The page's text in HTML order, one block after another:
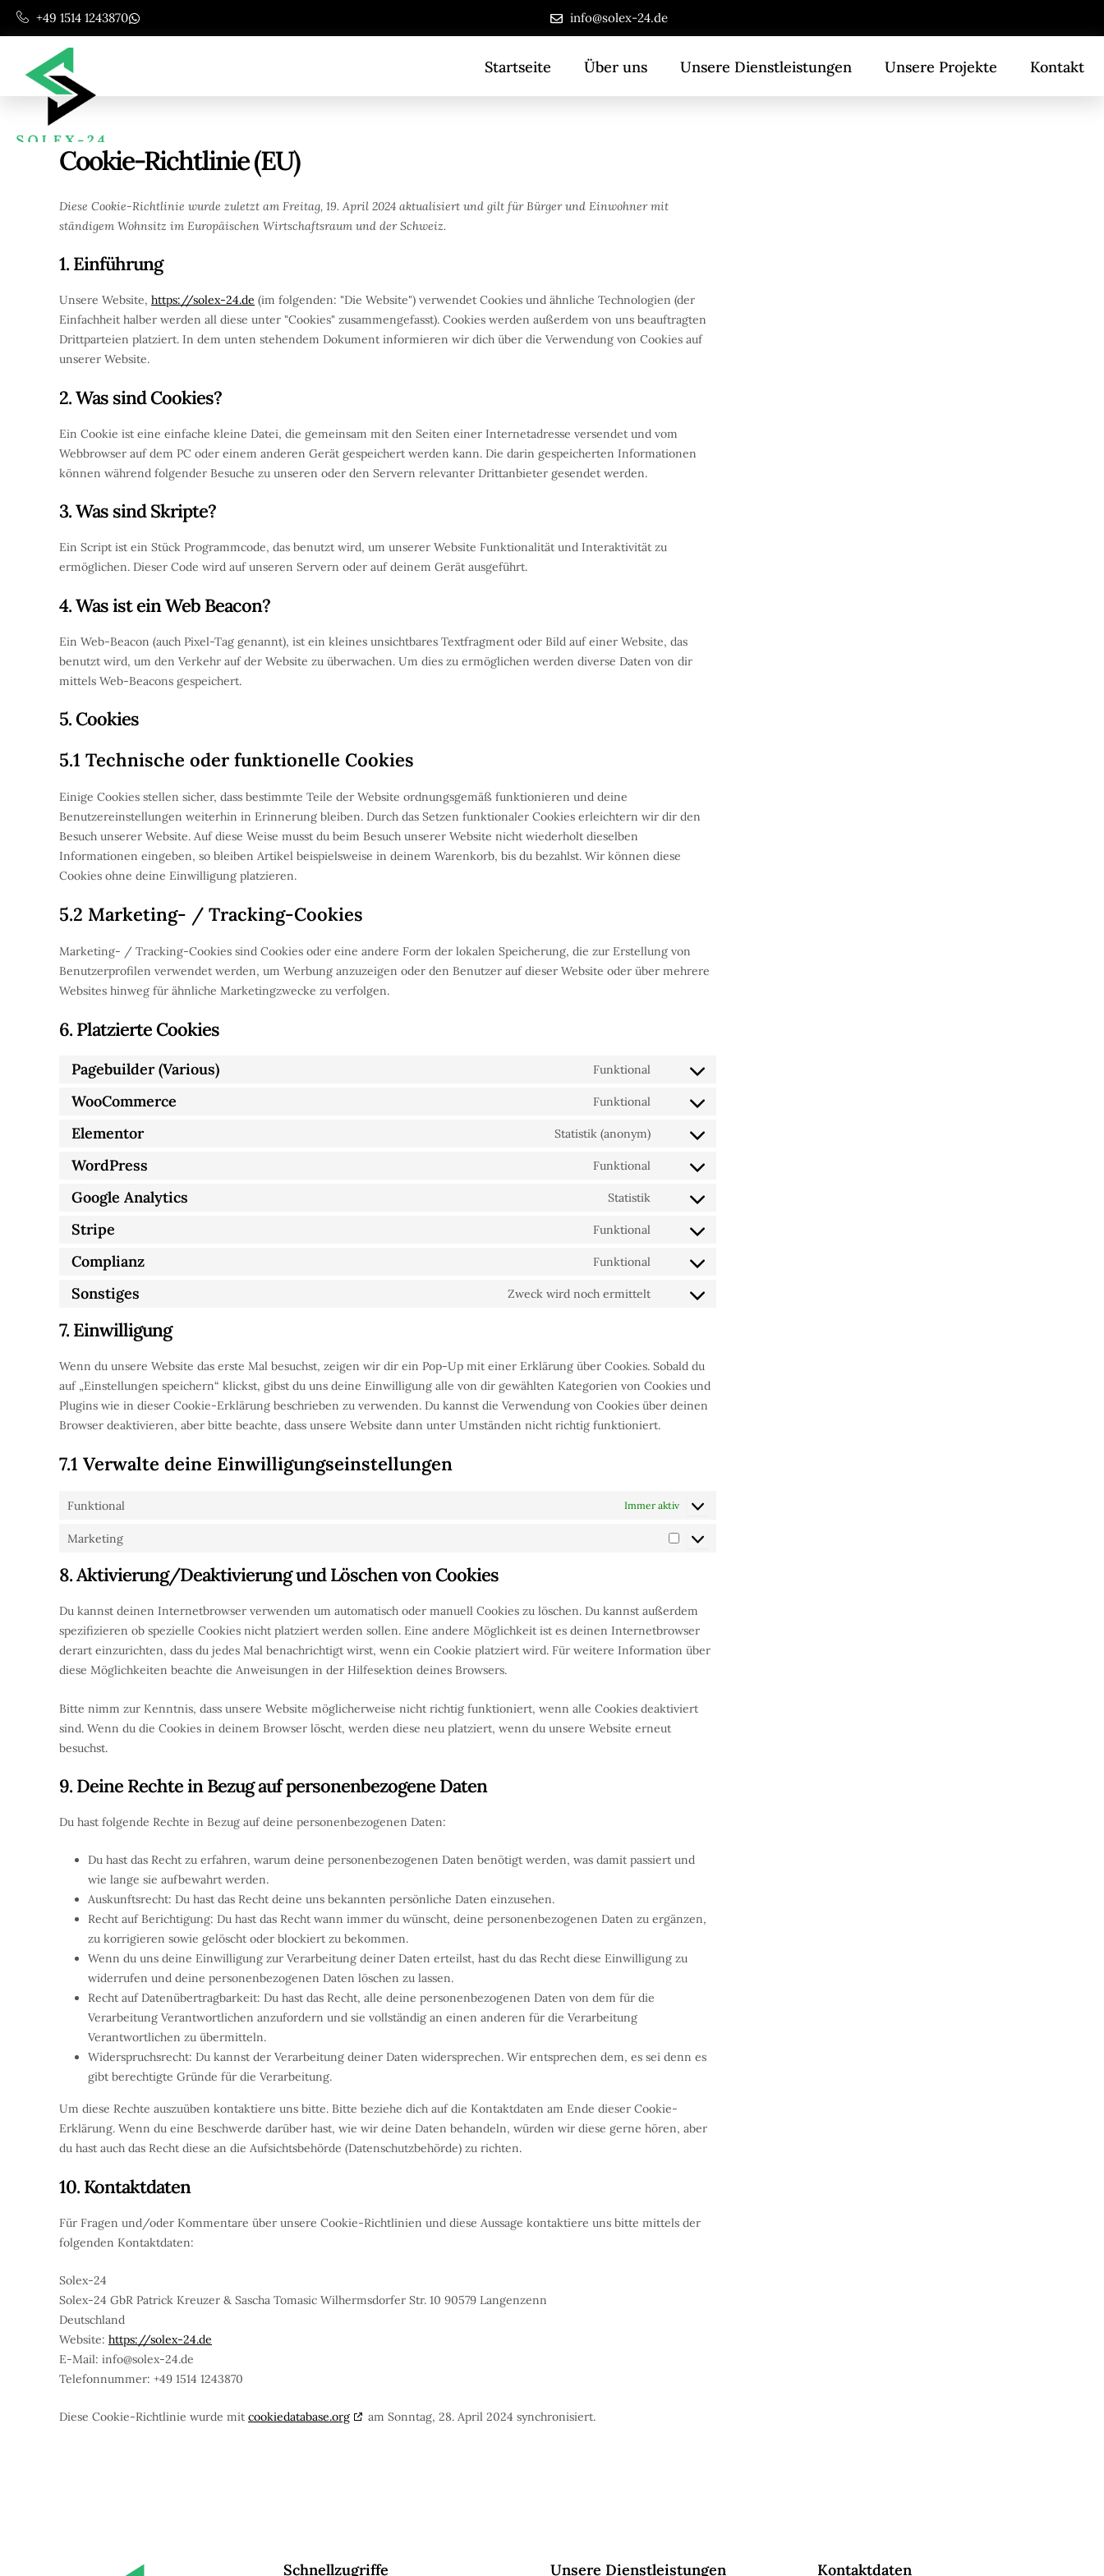
Zum
+49 1514 1243870 info@solex-24.de
Startseite Über uns Unsere Dienstleistungen Unsere Projekte Kontakt
Cookie-Richtlinie (EU)
Diese Cookie-Richtlinie wurde zuletzt am Freitag, 19. April 2024 aktualisiert und gilt für Bürger und Einwohner mit
ständigem Wohnsitz im Europäischen Wirtschaftsraum und der Schweiz.
1. Einführung
Unsere Website, https://solex-24.de (im folgenden: "Die Website") verwendet Cookies und ähnliche Technologien (der
Einfachheit halber werden all diese unter "Cookies" zusammengefasst). Cookies werden außerdem von uns beauftragten
Drittparteien platziert. In dem unten stehendem Dokument informieren wir dich über die Verwendung von Cookies auf
unserer Website.
2. Was sind Cookies?
Ein Cookie ist eine einfache kleine Datei, die gemeinsam mit den Seiten einer Internetadresse versendet und vom
Webbrowser auf dem PC oder einem anderen Gerät gespeichert werden kann. Die darin gespeicherten Informationen
können während folgender Besuche zu unseren oder den Servern relevanter Drittanbieter gesendet werden.
3. Was sind Skripte?
Ein Script ist ein Stück Programmcode, das benutzt wird, um unserer Website Funktionalität und Interaktivität zu
ermöglichen. Dieser Code wird auf unseren Servern oder auf deinem Gerät ausgeführt.
4. Was ist ein Web Beacon?
Ein Web-Beacon (auch Pixel-Tag genannt), ist ein kleines unsichtbares Textfragment oder Bild auf einer Website, das
benutzt wird, um den Verkehr auf der Website zu überwachen. Um dies zu ermöglichen werden diverse Daten von dir
mittels Web-Beacons gespeichert.
5. Cookies
5.1 Technische oder funktionelle Cookies
Einige Cookies stellen sicher, dass bestimmte Teile der Website ordnungsgemäß funktionieren und deine
Benutzereinstellungen weiterhin in Erinnerung bleiben. Durch das Setzen funktionaler Cookies erleichtern wir dir den
Besuch unserer Website. Auf diese Weise musst du beim Besuch unserer Website nicht wiederholt dieselben
Informationen eingeben, so bleiben Artikel beispielsweise in deinem Warenkorb, bis du bezahlst. Wir können diese
Cookies ohne deine Einwilligung platzieren.
5.2 Marketing- / Tracking-Cookies
Marketing- / Tracking-Cookies sind Cookies oder eine andere Form der lokalen Speicherung, die zur Erstellung von
Benutzerprofilen verwendet werden, um Werbung anzuzeigen oder den Benutzer auf dieser Website oder über mehrere
Websites hinweg für ähnliche Marketingzwecke zu verfolgen.
6. Platzierte Cookies
Pagebuilder (Various) Funktional
to
pagebuilder-
(various)
WooCommerce Funktional
to
woocommerce
Elementor Statistik (anonym)
to
elementor
WordPress Funktional
to
wordpress
Google Analytics Statistik
to
google-
analytics
Stripe Funktional
to
stripe
Complianz Funktional
to
complianz
Sonstiges Zweck wird noch ermittelt
to
sonstiges
7. Einwilligung
Wenn du unsere Website das erste Mal besuchst, zeigen wir dir ein Pop-Up mit einer Erklärung über Cookies. Sobald du
auf „Einstellungen speichern“ klickst, gibst du uns deine Einwilligung alle von dir gewählten Kategorien von Cookies und
Plugins wie in dieser Cookie-Erklärung beschrieben zu verwenden. Du kannst die Verwendung von Cookies über deinen
Browser deaktivieren, aber bitte beachte, dass unsere Website dann unter Umständen nicht richtig funktioniert.
7.1 Verwalte deine Einwilligungseinstellungen
Funktional Immer aktiv
Marketing
8. Aktivierung/Deaktivierung und Löschen von Cookies
Du kannst deinen Internetbrowser verwenden um automatisch oder manuell Cookies zu löschen. Du kannst außerdem
spezifizieren ob spezielle Cookies nicht platziert werden sollen. Eine andere Möglichkeit ist es deinen Internetbrowser
derart einzurichten, dass du jedes Mal benachrichtigt wirst, wenn ein Cookie platziert wird. Für weitere Information über
diese Möglichkeiten beachte die Anweisungen in der Hilfesektion deines Browsers.
Bitte nimm zur Kenntnis, dass unsere Website möglicherweise nicht richtig funktioniert, wenn alle Cookies deaktiviert
sind. Wenn du die Cookies in deinem Browser löscht, werden diese neu platziert, wenn du unsere Website erneut
besuchst.
9. Deine Rechte in Bezug auf personenbezogene Daten
Du hast folgende Rechte in Bezug auf deine personenbezogenen Daten:
Du hast das Recht zu erfahren, warum deine personenbezogenen Daten benötigt werden, was damit passiert und
wie lange sie aufbewahrt werden.
Auskunftsrecht: Du hast das Recht deine uns bekannten persönliche Daten einzusehen.
Recht auf Berichtigung: Du hast das Recht wann immer du wünscht, deine personenbezogenen Daten zu ergänzen,
zu korrigieren sowie gelöscht oder blockiert zu bekommen.
Wenn du uns deine Einwilligung zur Verarbeitung deiner Daten erteilst, hast du das Recht diese Einwilligung zu
widerrufen und deine personenbezogenen Daten löschen zu lassen.
Recht auf Datenübertragbarkeit: Du hast das Recht, alle deine personenbezogenen Daten von dem für die
Verarbeitung Verantwortlichen anzufordern und sie vollständig an einen anderen für die Verarbeitung
Verantwortlichen zu übermitteln.
Widerspruchsrecht: Du kannst der Verarbeitung deiner Daten widersprechen. Wir entsprechen dem, es sei denn es
gibt berechtigte Gründe für die Verarbeitung.
Um diese Rechte auszuüben kontaktiere uns bitte. Bitte beziehe dich auf die Kontaktdaten am Ende dieser Cookie-
Erklärung. Wenn du eine Beschwerde darüber hast, wie wir deine Daten behandeln, würden wir diese gerne hören, aber
du hast auch das Recht diese an die Aufsichtsbehörde (Datenschutzbehörde) zu richten.
10. Kontaktdaten
Für Fragen und/oder Kommentare über unsere Cookie-Richtlinien und diese Aussage kontaktiere uns bitte mittels der
folgenden Kontaktdaten:
Solex-24
Solex-24 GbR Patrick Kreuzer & Sascha Tomasic Wilhermsdorfer Str. 10 90579 Langenzenn
Deutschland
Website: https://solex-24.de
E-Mail: info@solex-24.de
Telefonnummer: +49 1514 1243870
Diese Cookie-Richtlinie wurde mit cookiedatabase.org am Sonntag, 28. April 2024 synchronisiert.
Schnellzugriffe Unsere Dienstleistungen Kontaktdaten